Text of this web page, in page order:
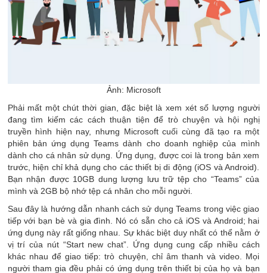
Ảnh: Microsoft
Phải mất một chút thời gian, đặc biệt là xem xét số lượng người
đang tìm kiếm các cách thuận tiện để trò chuyện và hội nghị
truyền hình hiện nay, nhưng Microsoft cuối cùng đã tạo ra một
phiên bản ứng dụng Teams dành cho doanh nghiệp của mình
dành cho cá nhân sử dụng. Ứng dụng, được coi là trong bản xem
trước, hiện chỉ khả dụng cho các thiết bị di động (iOS và Android).
Bạn nhận được 10GB dung lượng lưu trữ tệp cho “Teams” của
mình và 2GB bộ nhớ tệp cá nhân cho mỗi người.
Sau đây là hướng dẫn nhanh cách sử dụng Teams trong việc giao
tiếp với bạn bè và gia đình. Nó có sẵn cho cả iOS và Android; hai
ứng dụng này rất giống nhau. Sự khác biệt duy nhất có thể nằm ở
vị trí của nút “Start new chat”. Ứng dụng cung cấp nhiều cách
khác nhau để giao tiếp: trò chuyện, chỉ âm thanh và video. Mọi
người tham gia đều phải có ứng dụng trên thiết bị của họ và bạn